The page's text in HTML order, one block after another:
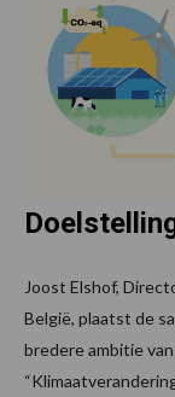
Joost Elshof,
België, plaatst de
bredere ambitie